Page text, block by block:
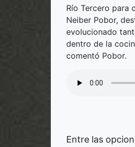
Río Tercero para
Neiber Pobor,
evolucionado
dentro de la
comentó Pobor.
Entre las